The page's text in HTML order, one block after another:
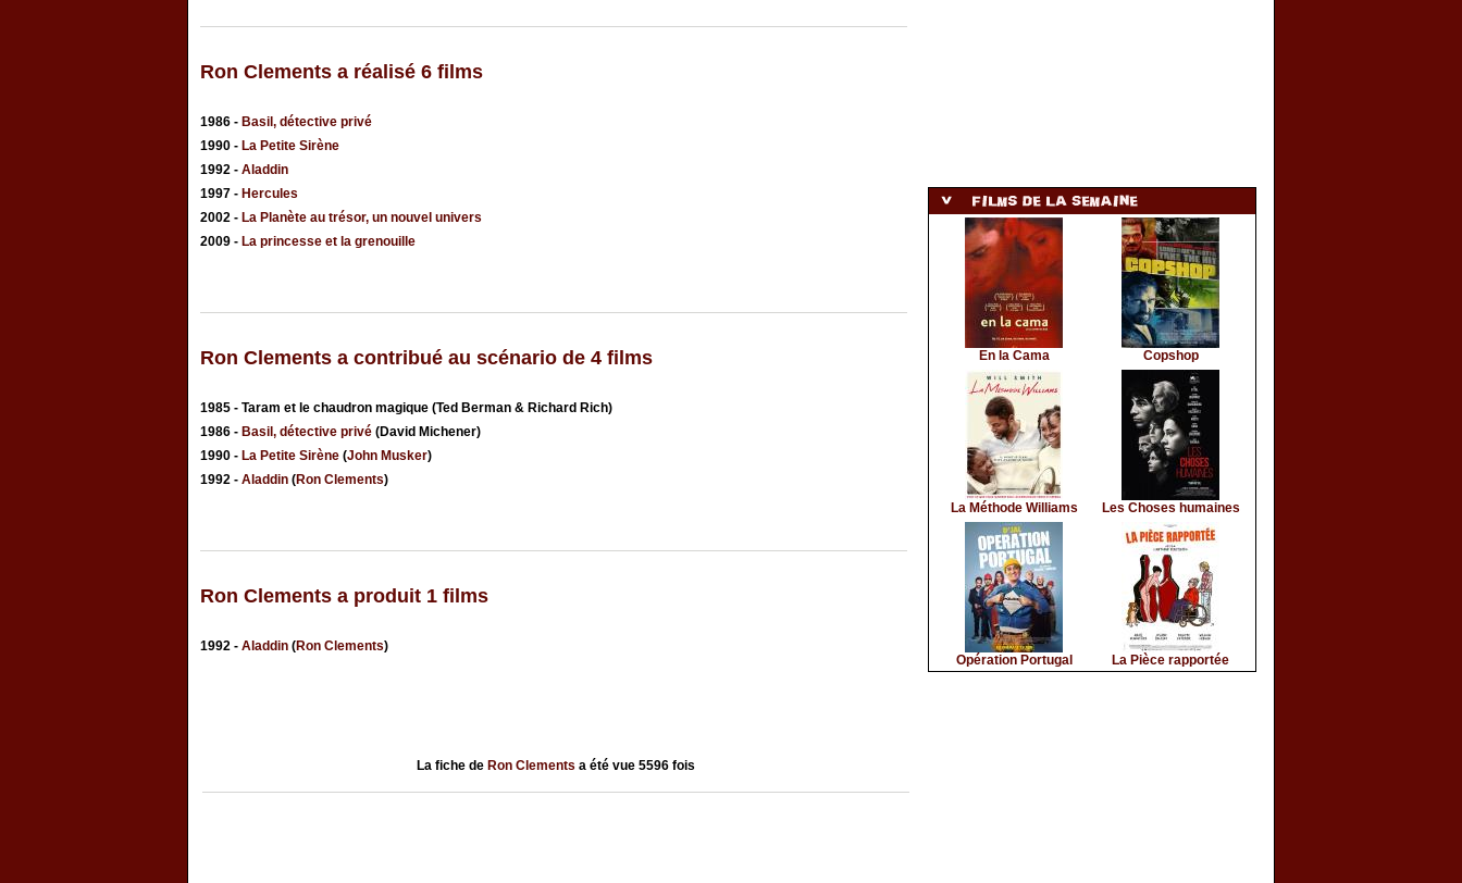
Ron Clements a réalisé 6 films
1986 - Basil, détective privé
1990 - La Petite Sirène
1992 - Aladdin
1997 - Hercules
2002 - La Planète au trésor, un nouvel univers
2009 - La princesse et la grenouille
Ron Clements a contribué au scénario de 4 films
1985 - Taram et le chaudron magique (Ted Berman & Richard Rich)
1986 - Basil, détective privé (David Michener)
1990 - La Petite Sirène (John Musker)
1992 - Aladdin (Ron Clements)
Ron Clements a produit 1 films
1992 - Aladdin (Ron Clements)
La fiche de Ron Clements a été vue 5596 fois
En la Cama Copshop
La Méthode Williams Les Choses humaines
Opération Portugal La Pièce rapportée